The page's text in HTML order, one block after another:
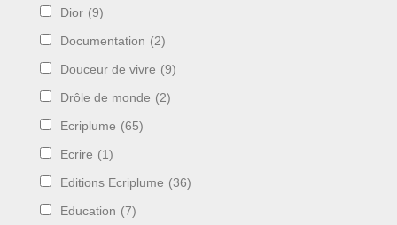
Dior (9)
Documentation (2)
Douceur de vivre (9)
Drôle de monde (2)
Ecriplume (65)
Ecrire (1)
Editions Ecriplume (36)
Education (7)